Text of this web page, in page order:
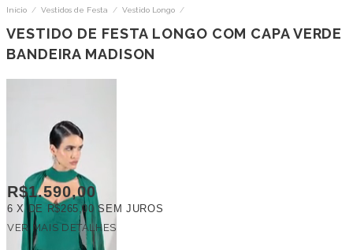
Início / Vestidos de Festa / Vestido Longo /
VESTIDO DE FESTA LONGO COM CAPA VERDE
BANDEIRA MADISON
R$1.590,00
6 X DE R$265,00 SEM JUROS
VER MAIS DETALHES